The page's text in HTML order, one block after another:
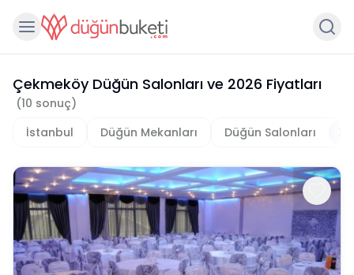
Çekmeköy Düğün Salonları ve 2026 Fiyatları
(10 sonuç)
İstanbul
Düğün Mekanları Düğün Salonları